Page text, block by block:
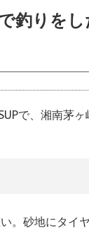
釣りを
で、湘南茅
。砂地にタイヤ